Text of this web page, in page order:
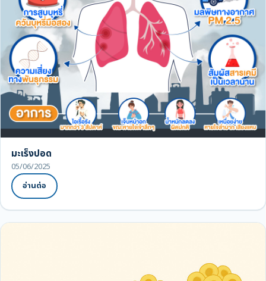
มะเร็งปอด
05/06/2025
อ่านต่อ